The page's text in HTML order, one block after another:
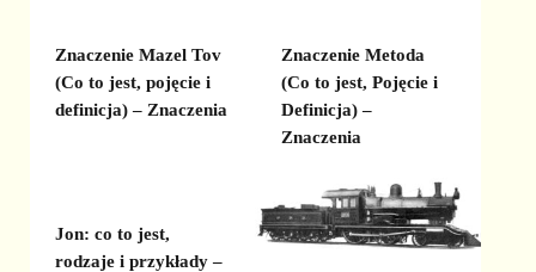
Znaczenie Mazel Tov
(Co to jest, pojęcie i
definicja) – Znaczenia
Znaczenie Metoda
(Co to jest, Pojęcie i
Definicja) –
Znaczenia
Jon: co to jest,
rodzaje i przykłady –